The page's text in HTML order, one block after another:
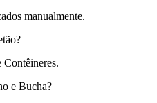
manualmente.
Contêineres.
e Bucha?